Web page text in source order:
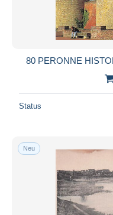
80 PERONNE
Status
Neu